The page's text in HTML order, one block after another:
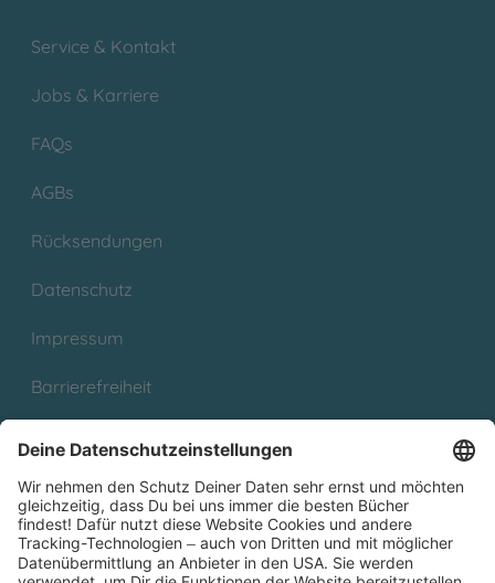
Service & Kontakt
Jobs & Karriere
FAQs
AGBs
Rücksendungen
Datenschutz
Impressum
Barrierefreiheit
Partnerprogramm (Affiliate)
Folge uns auf